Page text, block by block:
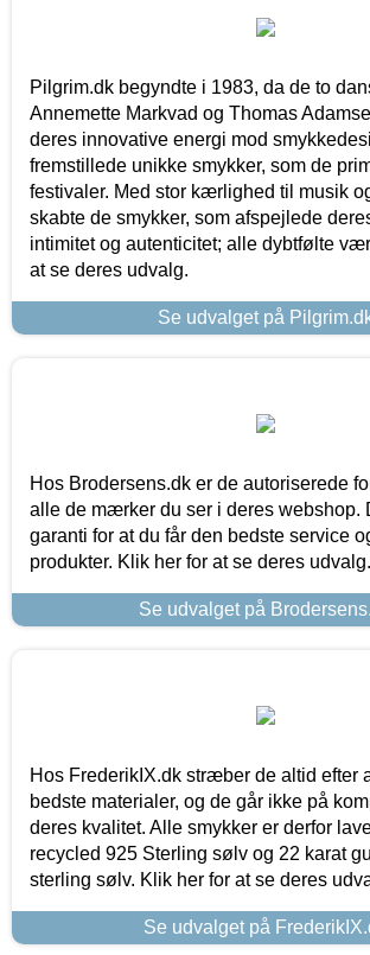
Pilgrim.dk begyndte i 1983, da de to
Annemette Markvad og Thomas
deres innovative energi mod
fremstillede unikke smykker, som de
festivaler. Med stor kærlighed til musik
skabte de smykker, som afspejlede
intimitet og autenticitet; alle dybtfølte
at se deres udvalg.
Se udvalget på
Hos Brodersens.dk er de autoriserede
alle de mærker du ser i deres webshop.
garanti for at du får den bedste service
produkter. Klik her for at se deres udvalg.
Se udvalget på
Hos FrederikIX.dk stræber de altid efter
bedste materialer, og de går ikke på
deres kvalitet. Alle smykker er derfor
recycled 925 Sterling sølv og 22 karat
sterling sølv. Klik her for at se deres
Se udvalget på